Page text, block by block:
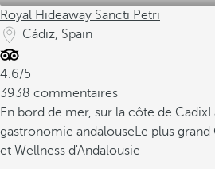
Royal Hideaway Sancti Petri
Cádiz, Spain
4.6/5
3938 commentaires
En bord de mer, sur la côte de Cadix
gastronomie andalouseLe plus grand
et Wellness d'Andalousie